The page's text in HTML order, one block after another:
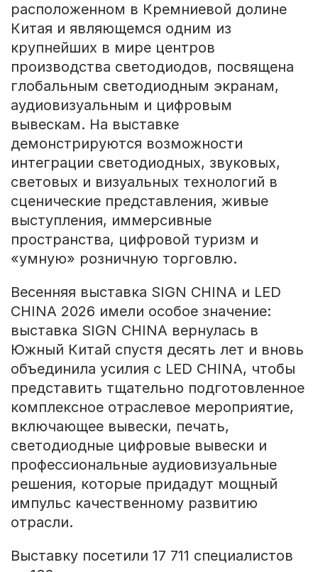
расположенном в Кремниевой долине
Китая и являющемся одним из
крупнейших в мире центров
производства светодиодов, посвящена
глобальным светодиодным экранам,
аудиовизуальным и цифровым
вывескам. На выставке
демонстрируются возможности
интеграции светодиодных, звуковых,
световых и визуальных технологий в
сценические представления, живые
выступления, иммерсивные
пространства, цифровой туризм и
«умную» розничную торговлю.
Весенняя выставка SIGN CHINA и LED
CHINA 2026 имели особое значение:
выставка SIGN CHINA вернулась в
Южный Китай спустя десять лет и вновь
объединила усилия с LED CHINA, чтобы
представить тщательно подготовленное
комплексное отраслевое мероприятие,
включающее вывески, печать,
светодиодные цифровые вывески и
профессиональные аудиовизуальные
решения, которые придадут мощный
импульс качественному развитию
отрасли.
Выставку посетили 17 711 специалистов